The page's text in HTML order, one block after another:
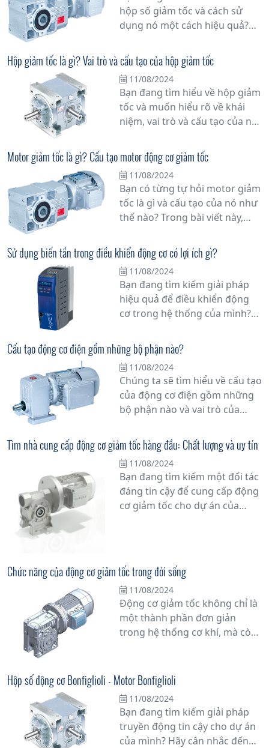
hộp số giảm tốc và cách sử
dụng nó một cách hiệu quả?
về vấn đề này.
Hộp giảm tốc là gì? Vai trò và cấu tạo của hộp giảm tốc
11/08/2024
Bạn đang tìm hiểu về hộp giảm
tốc và muốn hiểu rõ về khái
niệm, vai trò và cấu tạo của nó?
Trong bài viết này, chúng tôi sẽ
cung cấp thông tin đầy đủ và
chi tiết về hộp giảm tốc để giúp
bạn hiểu rõ hơn về nó.
Motor giảm tốc là gì? Cấu tạo motor động cơ giảm tốc
11/08/2024
Bạn có từng tự hỏi motor giảm
tốc là gì và cấu tạo của nó như
thế nào? Trong bài viết này,
mắc của bạn về motor giảm
tốc, một thiết bị quan trọng
trong công nghiệp và các ứng
dụng khác.
Sử dụng biến tần trong điều khiển động cơ có lợi ích gì?
11/08/2024
Bạn đang tìm kiếm giải pháp
hiệu quả để điều khiển động
cơ trong hệ thống của mình?
cho nhu cầu của bạn. Trong bài
viết này, chúng tôi sẽ giải thích
chi tiết về lợi ích và ưu việt của
việc sử dụng biến tần trong
điều khiển động cơ.
Cấu tạo động cơ điện gồm những bộ phận nào?
11/08/2024
Chúng ta sẽ tìm hiểu về cấu tạo
của động cơ điện gồm những
bộ phận nào và vai trò của
động của động cơ.
Tìm nhà cung cấp động cơ giảm tốc hàng đầu: Chất lượng và uy tín
11/08/2024
Bạn đang tìm kiếm một đối tác
đáng tin cậy để cung cấp động
cơ giảm tốc cho dự án của
chất lượng và uy tín, nhà cung
cấp động cơ giảm tốc hàng
đầu sẽ đồng hành cùng bạn
trong mọi công việc.
Chức năng của động cơ giảm tốc trong đời sống
11/08/2024
Động cơ giảm tốc không chỉ là
một thành phần đơn giản
trong hệ thống cơ khí, mà còn
hành của nhiều thiết bị và máy
móc trong thực tế.
Hộp số động cơ Bonfiglioli - Motor Bonfiglioli
11/08/2024
Bạn đang tìm kiếm giải pháp
truyền động tin cậy cho dự án
của mình? Hãy cân nhắc đến